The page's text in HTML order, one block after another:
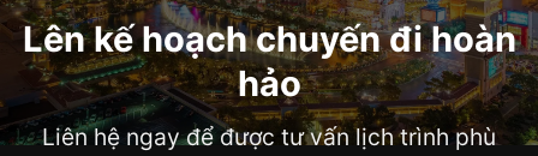
Lên kế hoạch chuyến đi hoàn
hảo
Liên hệ ngay để được tư vấn lịch trình phù